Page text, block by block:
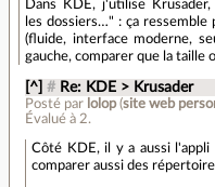
Dans KDE, j'utilise
les dossiers…" : ça ressemble
(fluide, interface moderne,
gauche, comparer que la taille
[^] # Re: KDE > Krusader
Posté par lolop(site web
Évalué à 2.
Côté KDE, il y a aussi
comparer aussi des